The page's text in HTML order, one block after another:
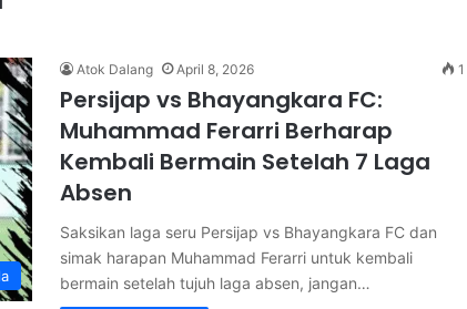
Atok Dalang April 8, 2026 1
Persijap vs Bhayangkara FC:
Muhammad Ferarri Berharap
Kembali Bermain Setelah 7 Laga
Absen
Saksikan laga seru Persijap vs Bhayangkara FC dan
simak harapan Muhammad Ferarri untuk kembali
bermain setelah tujuh laga absen, jangan…